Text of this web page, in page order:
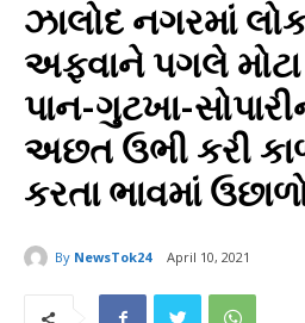
ઝાલોદ નગરમાં
અફવાને પગલે મોટા
પાન-ગુટખા-
અછત ઉભી કરી
કરતા ભાવમાં
By NewsTok24 April 10, 2021